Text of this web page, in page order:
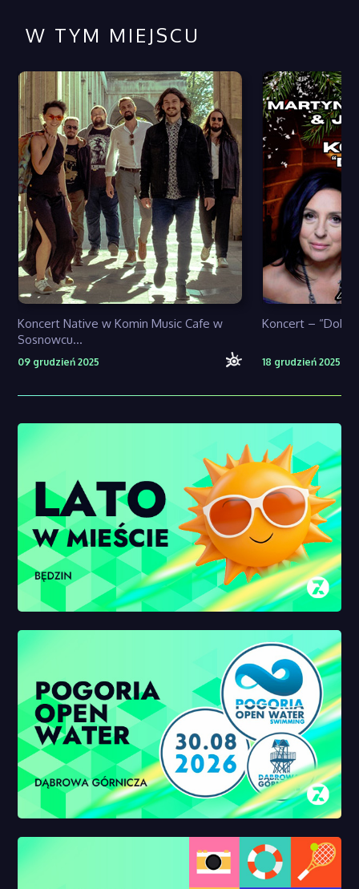
W TYM MIEJSCU
Koncert Native w Komin Music Cafe w
Sosnowcu...
09 grudzień 2025
Koncert –
18 grudzień 2025